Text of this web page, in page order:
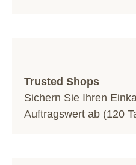
Trusted Shops
Sichern Sie Ihren
Auftragswert ab (120